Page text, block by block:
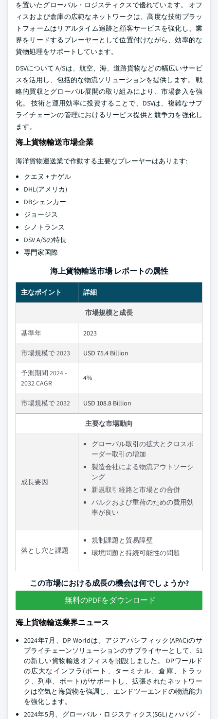
を置いたグローバル・ロジスティクスで優れています。 オフ
ィスおよび倉庫の広範なネットワークは、高度な技術プラッ
トフォームはリアルタイム追跡と顧客サービスを強化し、業
界をリードするプレーヤーとして位置付けながら、効率的な
貨物処理をサポートしています。
DSVについて A/Sは、航空、海、道路貨物などの幅広いサービ
スを活用し、包括的な物流ソリューションを提供します。 戦
略的買収とグローバル展開の取り組みにより、市場参入を強
化。 技術と運用効率に投資することで、DSVは、複雑なサプ
ライチェーンの管理におけるサービス提供と競争力を強化し
ます。
海上貨物輸送市場企業
海洋貨物運送業で作動する主要なプレーヤーはあります:
クエヌ + ナゲル
DHL(アメリカ)
DBシェンカー
ジョージス
シノトランス
DSV A/Sの特長
専門家国際
海上貨物輸送市場 レポートの属性
主なポイント 詳細
市場規模と成長
基準年 2023
市場規模で 2023 USD 75.4 Billion
予測期間 2024 -
2032 CAGR
4%
市場規模で 2032 USD 108.8 Billion
主要な市場動向
成長要因
グローバル取引の拡大とクロスボ
ーダー取引の増加
製造会社による物流アウトソーシ
ング
新規取引経路と市場との合併
バルクおよび重荷のための費用効
率が良い
落とし穴と課題
規制課題と貿易障壁
環境問題と持続可能性の問題
この市場における成長の機会は何でしょうか?
無料のPDFをダウンロード
海上貨物輸送業界ニュース
2024年7月、DP Worldは、アジアパシフィック(APAC)のサ
プライチェーンソリューションのサプライヤーとして、51
の新しい貨物輸送オフィスを開設しました。 DPワールド
の広大なインフラ(ポート、ターミナル、倉庫、トラッ
ク、列車、ボート)がサポートし、拡張されたネットワー
クは空気と海貨物を強調し、エンドツーエンドの物流能力
を強化します。
2024年5月、グローバル・ロジスティクス(SGL)とハパグ・